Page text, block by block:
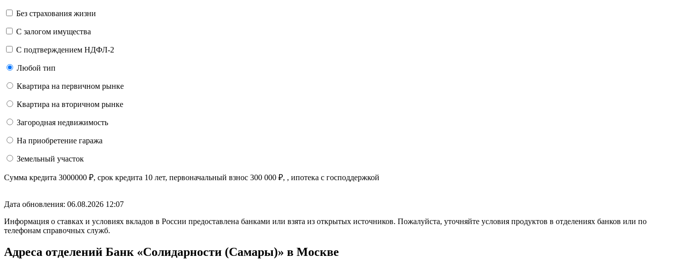
Без страхования жизни
С залогом имущества
С подтверждением НДФЛ-2
Любой тип
Квартира на первичном рынке
Квартира на вторичном рынке
Загородная недвижимость
На приобретение гаража
Земельный участок
Сумма кредита 3000000 ₽, срок кредита 10 лет, первоначальный взнос 300 000 ₽, , ипотека с господдержкой
Дата обновления: 06.08.2026 12:07
Информация о ставках и условиях вкладов в России предоставлена банками или взята из открытых источников. Пожалуйста, уточняйте условия продуктов в отделениях банков или по
телефонам справочных служб.
Адреса отделений Банк «Солидарности (Самары)» в Москве